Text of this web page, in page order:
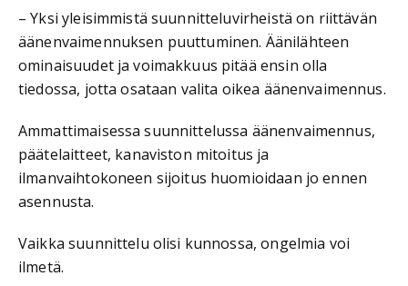
– Yksi yleisimmistä suunnitteluvirheistä on riittävän
äänenvaimennuksen puuttuminen. Äänilähteen
ominaisuudet ja voimakkuus pitää ensin olla
tiedossa, jotta osataan valita oikea äänenvaimennus.
Ammattimaisessa suunnittelussa äänenvaimennus,
päätelaitteet, kanaviston mitoitus ja
ilmanvaihtokoneen sijoitus huomioidaan jo ennen
asennusta.
Vaikka suunnittelu olisi kunnossa, ongelmia voi
ilmetä.